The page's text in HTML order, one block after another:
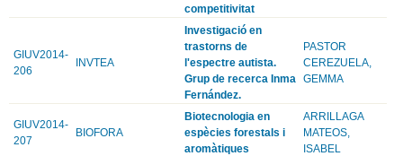
competitivitat
GIUV2014-
206
INVTEA
Investigació en
trastorns de
l'espectre autista.
Grup de recerca Inma
Fernández.
PASTOR
CEREZUELA,
GEMMA
GIUV2014-
207
BIOFORA
Biotecnologia en
espècies forestals i
aromàtiques
ARRILLAGA
MATEOS,
ISABEL